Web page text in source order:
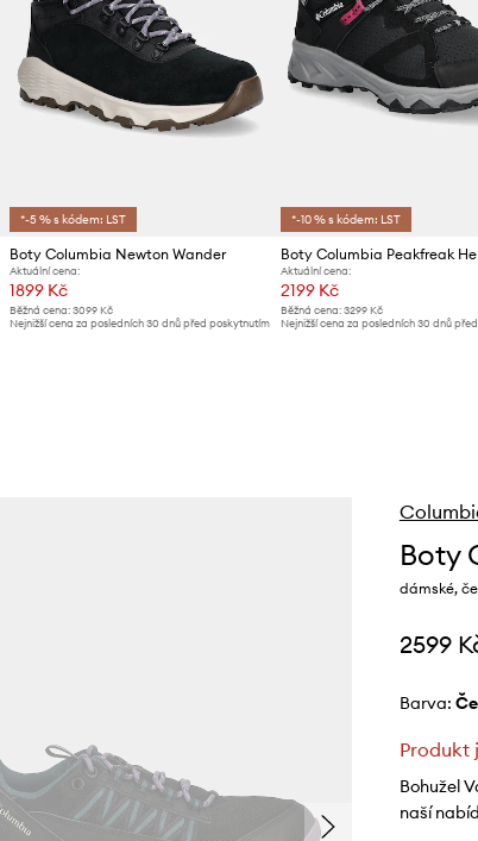
*-5 % s kódem: LST
Boty Columbia Newton Wander
Aktuální cena:
1899 Kč
Běžná cena: 3099 Kč
Nejnižší cena za posledních 30 dnů před poskytnutím
*-10 % s kódem: LST
Aktuální cena:
2199 Kč
Běžná cena: 3299 Kč
Nejnižší cena za posledních 30 dnů
Boty
dámské,
2599
Barva:
Produkt
Bohužel
naší